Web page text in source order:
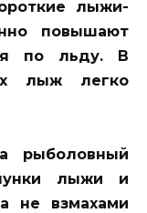
лыжи-
повышают
по льду. В
лыж легко
рыболовный
лыжи и
не взмахами